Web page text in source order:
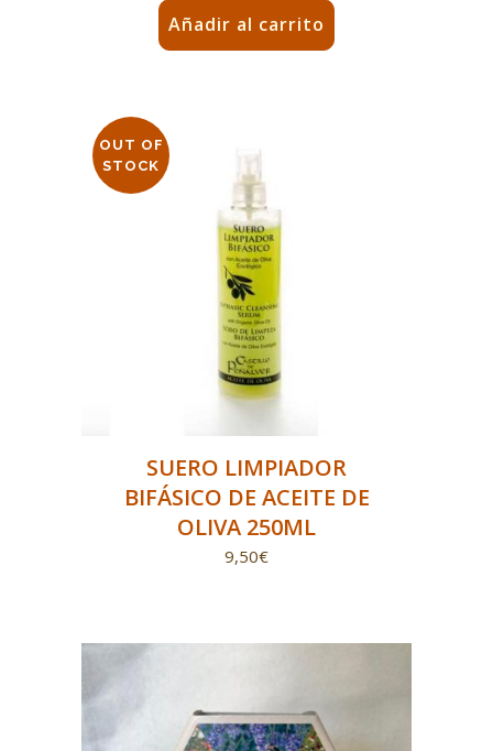
Añadir al carrito
SUERO LIMPIADOR
BIFÁSICO DE ACEITE DE
OLIVA 250ML
9,50€
OUT OF
STOCK